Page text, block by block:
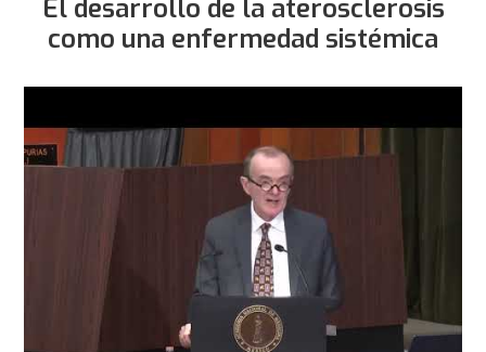
El desarrollo de la aterosclerosis
como una enfermedad sistémica